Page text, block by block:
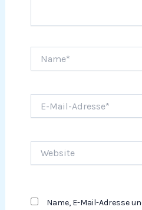
Mail-
Name, E-Mail-Adresse